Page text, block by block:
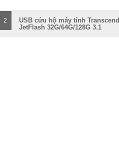
2
USB cứu hộ máy tính Transcend
JetFlash 32G/64G/128G 3.1